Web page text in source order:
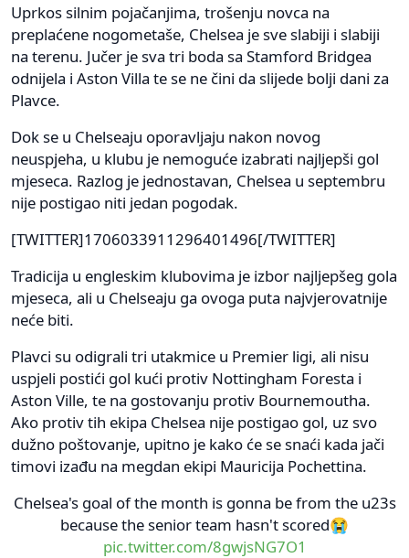
Uprkos silnim pojačanjima, trošenju novca na
preplaćene nogometaše, Chelsea je sve slabiji i slabiji
na terenu. Jučer je sva tri boda sa Stamford Bridgea
odnijela i Aston Villa te se ne čini da slijede bolji dani za
Plavce.
Dok se u Chelseaju oporavljaju nakon novog
neuspjeha, u klubu je nemoguće izabrati najljepši gol
mjeseca. Razlog je jednostavan, Chelsea u septembru
nije postigao niti jedan pogodak.
[TWITTER]1706033911296401496[/TWITTER]
Tradicija u engleskim klubovima je izbor najljepšeg gola
mjeseca, ali u Chelseaju ga ovoga puta najvjerovatnije
neće biti.
Plavci su odigrali tri utakmice u Premier ligi, ali nisu
uspjeli postići gol kući protiv Nottingham Foresta i
Aston Ville, te na gostovanju protiv Bournemoutha.
Ako protiv tih ekipa Chelsea nije postigao gol, uz svo
dužno poštovanje, upitno je kako će se snaći kada jači
timovi izađu na megdan ekipi Mauricija Pochettina.
Chelsea's goal of the month is gonna be from the u23s
because the senior team hasn't scored😭
pic.twitter.com/8gwjsNG7O1